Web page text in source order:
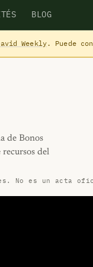
BLOG
Weekly. Puede
de Bonos
del
No es un acta